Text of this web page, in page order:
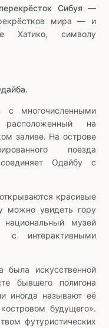
Сибуя —
мира — и
Хатико, символу
многочисленными
расположенный на
заливе. На острове
поезда
Одайбу с
красивые
можно увидеть гору
музей
с интерактивными
искусственной
бывшего полигона
иногда называют её
будущего».
футуристических